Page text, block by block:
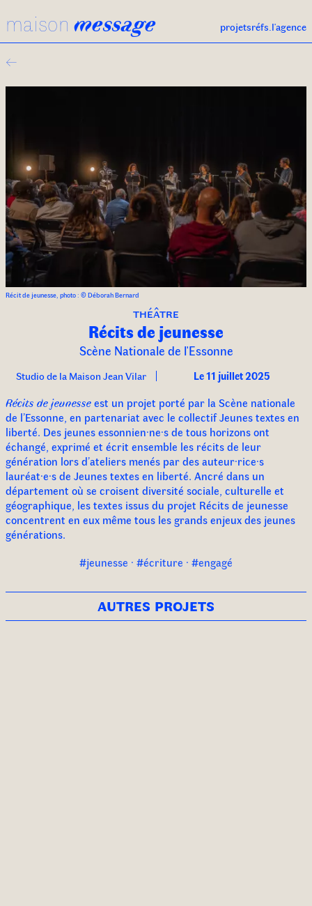
maison message projetsréfs. l'agence
←
Récit de jeunesse, photo : © Déborah Bernard
théâtre
Récits de jeunesse
Scène Nationale de l'Essonne
Studio de la Maison Jean Vilar Le 11 juillet 2025
Récits de jeunesseest un projet porté par la Scène nationale
de l’Essonne, en partenariat avec le collectif Jeunes textes en
liberté. Des jeunes essonnien·ne·s de tous horizons ont
échangé, exprimé et écrit ensemble les récits de leur
génération lors d’ateliers menés par des auteur·rice·s
lauréat·e·s de Jeunes textes en liberté. Ancré dans un
département où se croisent diversité sociale, culturelle et
géographique, les textes issus du projet Récits de jeunesse
concentrent en eux même tous les grands enjeux des jeunes
générations.
#jeunesse · #écriture · #engagé
autres projets